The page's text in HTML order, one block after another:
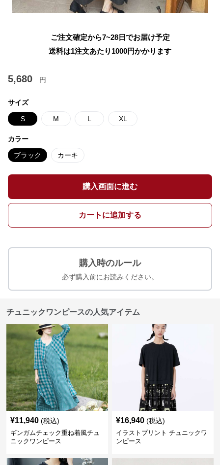
ご注文確定から7~28日でお届け予定
送料は1注文あたり 1000円かかります
5,680 円
サイズ
S M L XL
カラー
ブラック カーキ
購入画面に進む
カートに追加する
購入時のルール
必ず購入前にお読みください。
チュニックワンピースの人気アイテム
¥11,940 (税込)
ギンガムチェック重ね着風チュ
ニックワンピース
¥16,940 (税込)
イラストプリント チュニックワ
ンピース